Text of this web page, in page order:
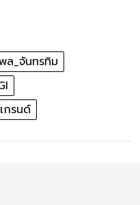
ล_จันทรทิม
กรนด์